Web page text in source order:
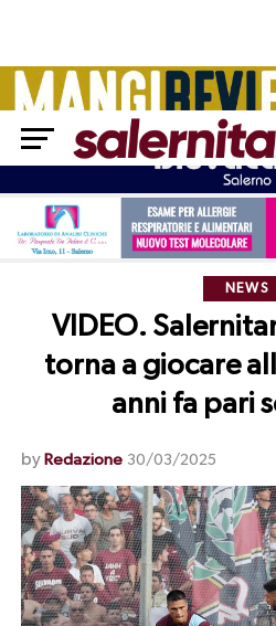
NEWS
VIDEO.
torna a giocare
anni fa pari
by Redazione 30/03/2025